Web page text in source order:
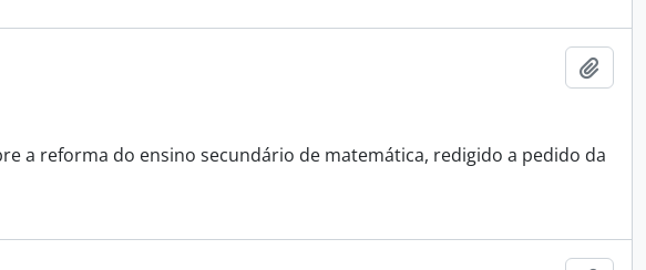
a reforma do ensino secundário de matemática, redigido a pedido da